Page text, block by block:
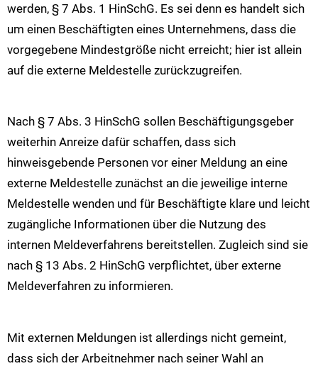
werden, § 7 Abs. 1 HinSchG. Es sei denn es handelt sich
um einen Beschäftigten eines Unternehmens, dass die
vorgegebene Mindestgröße nicht erreicht; hier ist allein
auf die externe Meldestelle zurückzugreifen.
Nach § 7 Abs. 3 HinSchG sollen Beschäftigungsgeber
weiterhin Anreize dafür schaffen, dass sich
hinweisgebende Personen vor einer Meldung an eine
externe Meldestelle zunächst an die jeweilige interne
Meldestelle wenden und für Beschäftigte klare und leicht
zugängliche Informationen über die Nutzung des
internen Meldeverfahrens bereitstellen. Zugleich sind sie
nach § 13 Abs. 2 HinSchG verpflichtet, über externe
Meldeverfahren zu informieren.
Mit externen Meldungen ist allerdings nicht gemeint,
dass sich der Arbeitnehmer nach seiner Wahl an